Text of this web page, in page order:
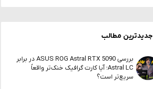
جدیدترین مطالب
بررسی ASUS ROG Astral RTX 5090 در برابر
Astral LC؛ آیا کارت گرافیک خنک‌تر واقعاً
سریع‌تر است؟